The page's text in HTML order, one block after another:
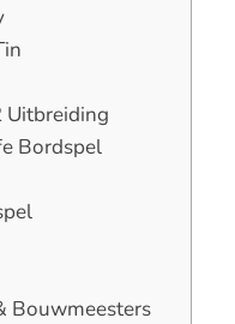
Uitbreiding
Bordspel
Bouwmeesters